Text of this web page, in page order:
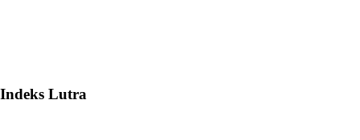
Indeks Lutra